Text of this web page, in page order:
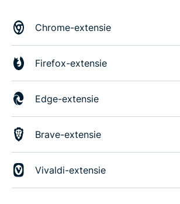
Chrome-extensie
Firefox-extensie
Edge-extensie
Brave-extensie
Vivaldi-extensie